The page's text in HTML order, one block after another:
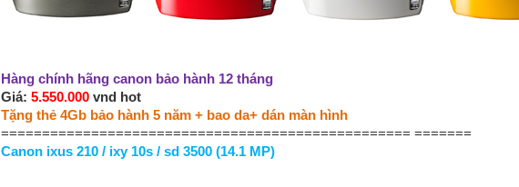
Hàng chính hãng canon bảo hành 12 tháng
Giá: 5.550.000 vnd hot
Tặng thẻ 4Gb bảo hành 5 năm + bao da+ dán màn hình
================================================== =======
Canon ixus 210 / ixy 10s / sd 3500 (14.1 MP)